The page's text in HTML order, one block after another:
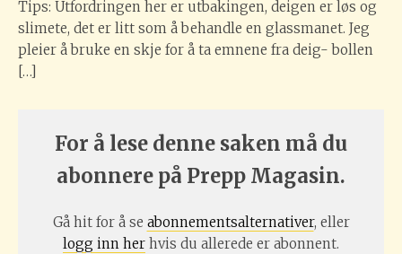
Tips: Utfordringen her er utbakingen, deigen er løs og
slimete, det er litt som å behandle en glassmanet. Jeg
pleier å bruke en skje for å ta emnene fra deig- bollen
[…]
For å lese denne saken må du
abonnere på Prepp Magasin.
Gå hit for å se abonnementsalternativer, eller
logg inn her hvis du allerede er abonnent.